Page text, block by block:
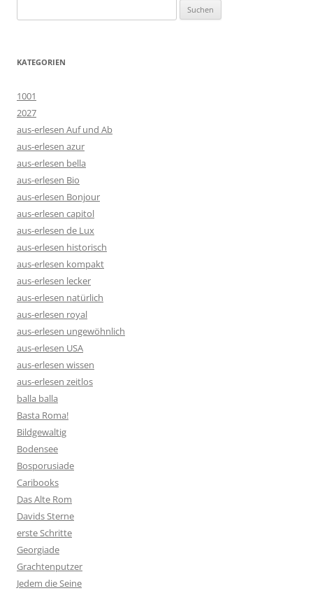
nach:
KATEGORIEN
1001
2027
aus-erlesen Auf und Ab
aus-erlesen azur
aus-erlesen bella
aus-erlesen Bio
aus-erlesen Bonjour
aus-erlesen capitol
aus-erlesen de Lux
aus-erlesen historisch
aus-erlesen kompakt
aus-erlesen lecker
aus-erlesen natürlich
aus-erlesen royal
aus-erlesen ungewöhnlich
aus-erlesen USA
aus-erlesen wissen
aus-erlesen zeitlos
balla balla
Basta Roma!
Bildgewaltig
Bodensee
Bosporusiade
Caribooks
Das Alte Rom
Davids Sterne
erste Schritte
Georgiade
Grachtenputzer
Jedem die Seine